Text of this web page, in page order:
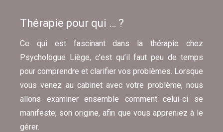
Thérapie pour qui … ?
Ce qui est fascinant dans la thérapie chez
Psychologue Liège, c’est qu’il faut peu de temps
pour comprendre et clarifier vos problèmes. Lorsque
vous venez au cabinet avec votre problème, nous
allons examiner ensemble comment celui-ci se
manifeste, son origine, afin que vous appreniez à le
gérer.